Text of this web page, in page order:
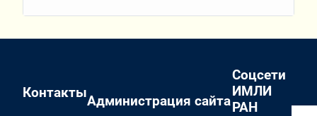
Контакты
Администрация сайта
Соцсети
ИМЛИ
РАН